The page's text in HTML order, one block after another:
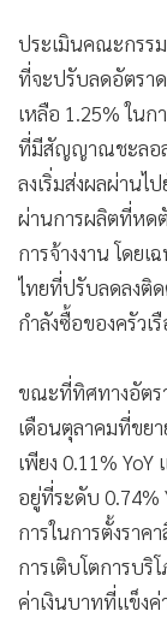
• Special Scoop
• เศรษฐกิจ-ธุรกิจ
• จีน
• ชุมชน-คุณภาพ
• อาชญากรรม
• Motoring
• เกม
• วิทยาศาสตร์
• SMEs
• อินโดจีน
กองทุนรวม
Celeb Online
Factcheck
• ญี่ปุ่น
• News1
ประเมินคณะกรรม
ที่จะปรับลดอัตรา
เหลือ 1.25% ใน
ที่มีสัญญาณชะลอล
ลงเริ่มส่งผลผ่านไ
ผ่านการผลิตที่หด
การจ้างงาน โดย
ไทยที่ปรับลดลงติ
กำลังซื้อของครัวเ
ขณะที่ทิศทางอัตร
เดือนตุลาคมที่ขย
เพียง 0.11%
อยู่ที่ระดับ 0.74%
การในการตั้งรา
การเติบโตการบ
ค่าเงินบาทที่แข็งค่